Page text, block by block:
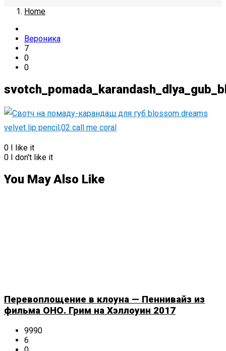
Home
Вероника
7
0
0
0 I like it
0 I don't like it
You May Also Like
Перевоплощение в клоуна — Пеннивайз из
фильма ОНО. Грим на Хэллоуин 2017
9990
6